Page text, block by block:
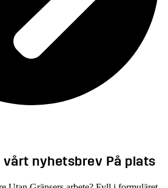
vårt nyhetsbrev På plats